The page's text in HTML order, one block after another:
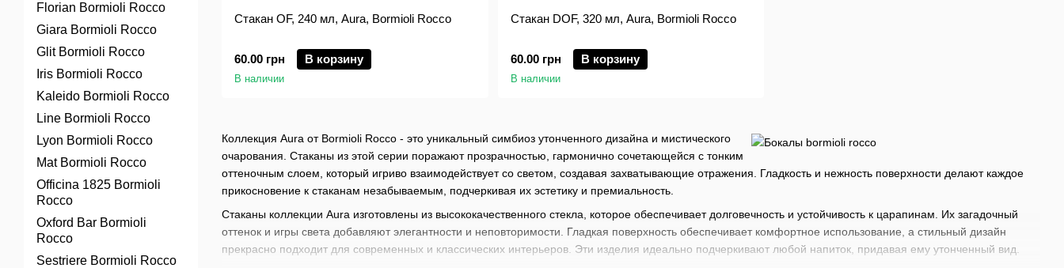
Коллекция Aura от Bormioli Rocco - это уникальный симбиоз утонченного дизайна и мистического
очарования. Стаканы из этой серии поражают прозрачностью, гармонично сочетающейся с тонким
оттеночным слоем, который игриво взаимодействует со светом, создавая захватывающие отражения. Гладкость и нежность поверхности делают каждое
прикосновение к стаканам незабываемым, подчеркивая их эстетику и премиальность.
Стаканы коллекции Aura изготовлены из высококачественного стекла, которое обеспечивает долговечность и устойчивость к царапинам. Их загадочный
оттенок и игры света добавляют элегантности и неповторимости. Гладкая поверхность обеспечивает комфортное использование, а стильный дизайн
прекрасно подходит для современных и классических интерьеров. Эти изделия идеально подчеркивают любой напиток, придавая ему утонченный вид.
Стакан OF, 240 мл, Aura, Bormioli Rocco
60.00 грн В корзину
В наличии
Стакан DOF, 320 мл, Aura, Bormioli Rocco
60.00 грн В корзину
В наличии
Florian Bormioli Rocco
Giara Bormioli Rocco
Glit Bormioli Rocco
Iris Bormioli Rocco
Kaleido Bormioli Rocco
Line Bormioli Rocco
Lyon Bormioli Rocco
Mat Bormioli Rocco
Officina 1825 Bormioli
Rocco
Oxford Bar Bormioli
Rocco
Sestriere Bormioli Rocco